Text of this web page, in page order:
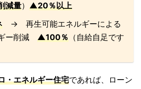
減量） ▲20％以上
→ 再生可能エネルギーによる
ー削減 ▲100％ （自給自足です
・エネルギー住宅であれば、ローン